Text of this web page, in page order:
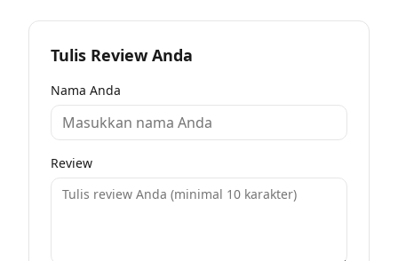
Tulis Review Anda
Nama Anda
Review